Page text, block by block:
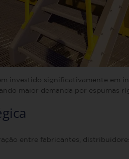
investido significativamente em
maior demanda por espumas
entre fabricantes,